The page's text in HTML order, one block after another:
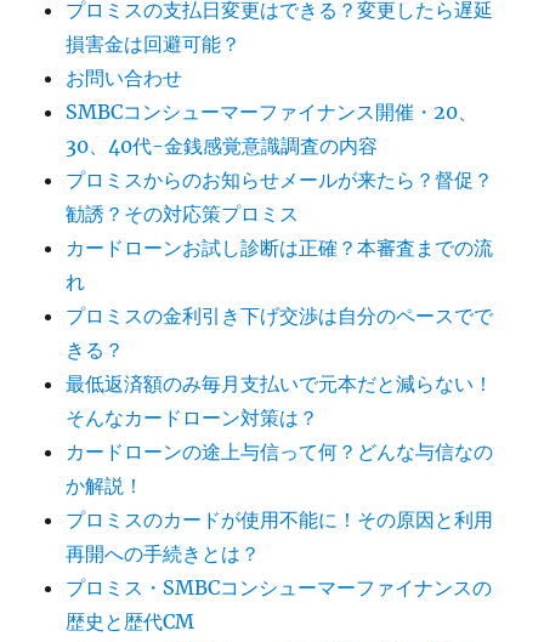
プロミスの支払日変更はできる？変更したら遅延
損害金は回避可能？
お問い合わせ
SMBCコンシューマーファイナンス開催・20、
30、40代-金銭感覚意識調査の内容
プロミスからのお知らせメールが来たら？督促？
勧誘？その対応策プロミス
カードローンお試し診断は正確？本審査までの流
れ
プロミスの金利引き下げ交渉は自分のペースでで
きる？
最低返済額のみ毎月支払いで元本だと減らない！
そんなカードローン対策は？
カードローンの途上与信って何？どんな与信なの
か解説！
プロミスのカードが使用不能に！その原因と利用
再開への手続きとは？
プロミス・SMBCコンシューマーファイナンスの
歴史と歴代CM